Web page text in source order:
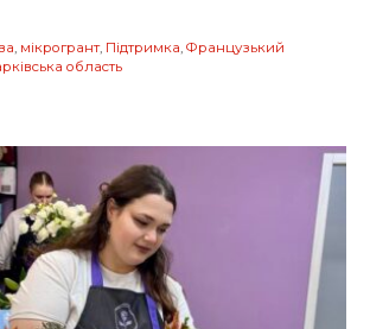
мікрогрант, Підтримка Французький
область